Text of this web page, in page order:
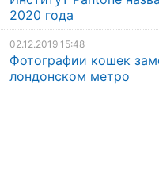
2020 года
02.12.2019 15:48
Фотографии кошек
лондонском метро